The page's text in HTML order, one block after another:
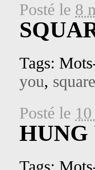
Posté le 8
Tags:
you, square
Posté le
HUNG
Tags: